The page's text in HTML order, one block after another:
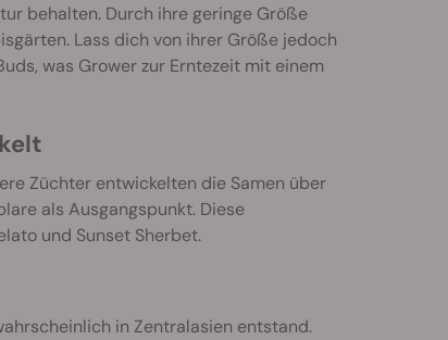
behalten. Durch ihre geringe Größe
Lass dich von ihrer Größe jedoch
was Grower zur Erntezeit mit einem
Züchter entwickelten die Samen über
als Ausgangspunkt. Diese
und Sunset Sherbet.
in Zentralasien entstand.